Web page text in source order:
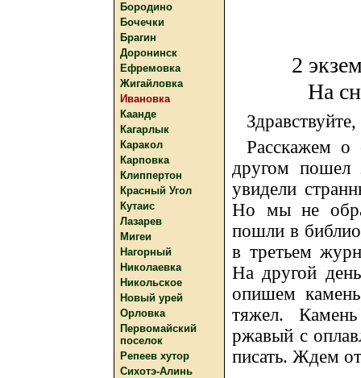
Бородино
Бочечки
Брагин
Доронинск
Ефремовка
Жигайловка
Ивановка
Каанде
Кагарлык
Каракол
Карповка
Клиппертон
Красный Угол
Кутаис
Лазарев
Мигеи
Нагорный
Николаевка
Никольское
Новый урей
Орловка
Первомайский
поселок
Репеев хутор
Сихотэ-Алинь
2
На
Расскажем
другом пошел
увидели
Но мы не
пошли в
в третьем
На другой
опишем
тяжел.
ржавый с
писать. Ждем